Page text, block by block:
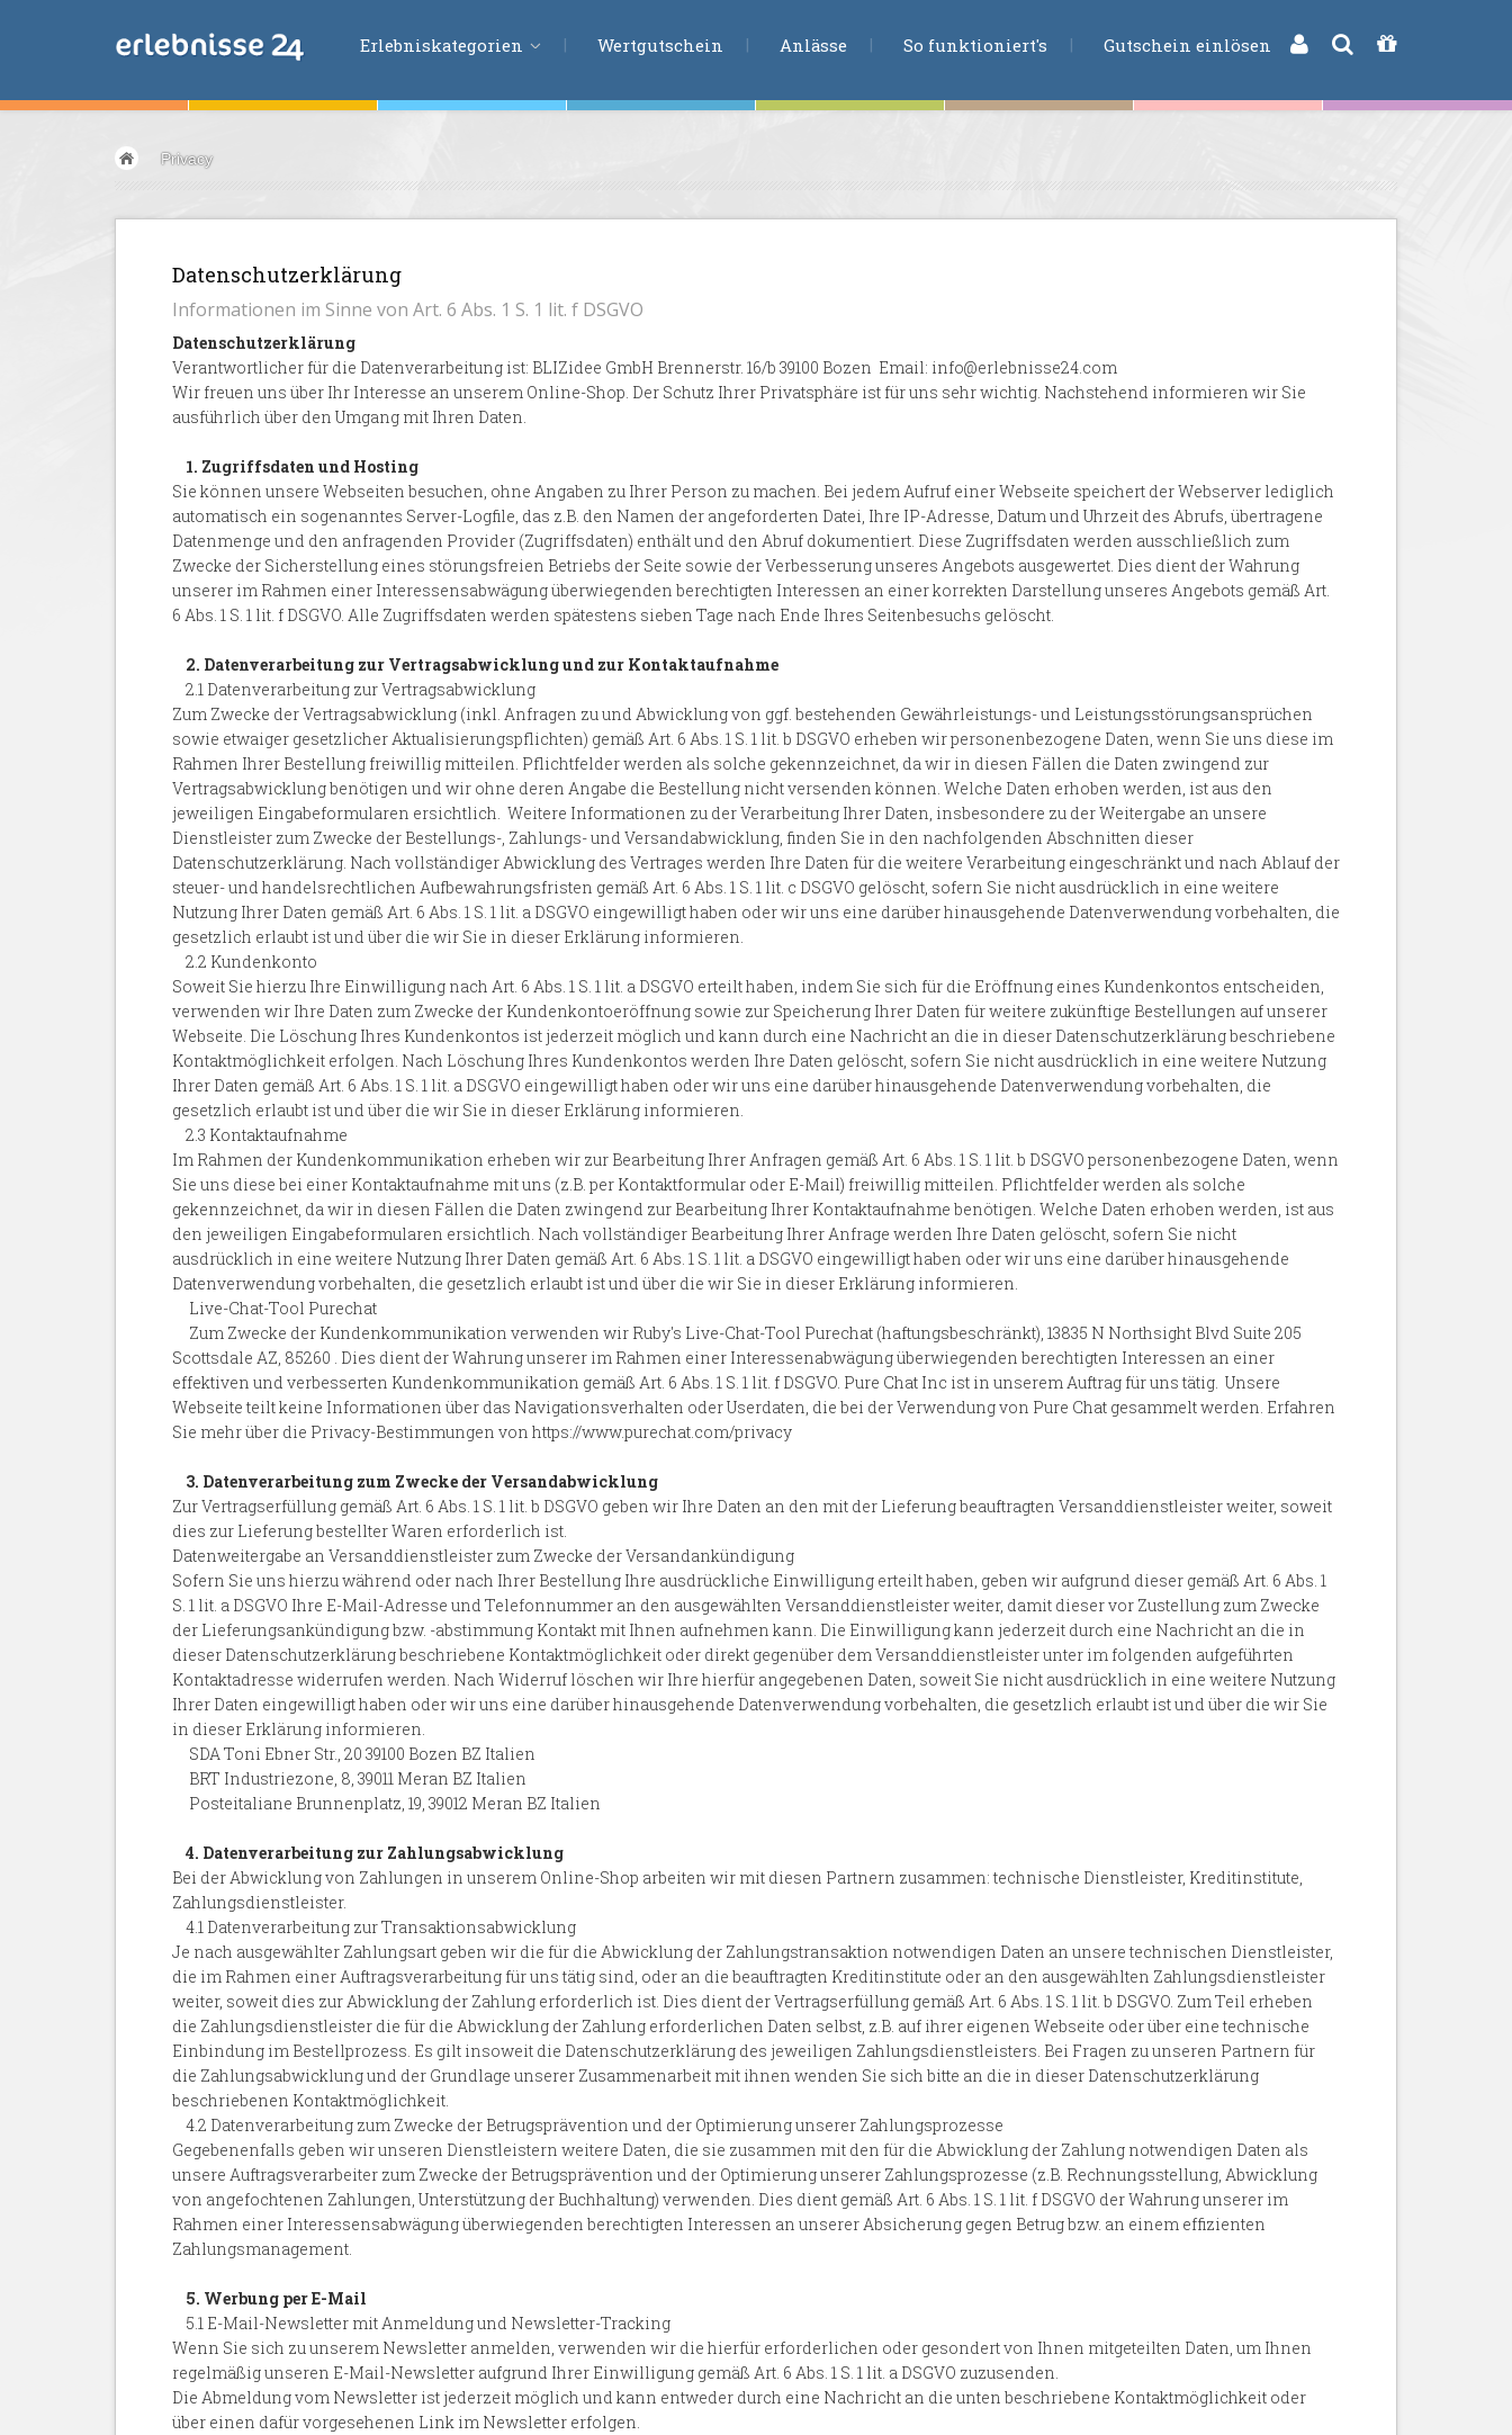
Erlebniskategorien
Sport &
Essen & Trinken
Wasser &Wind
Lifestyle &Phantasie
Übernachtungen
Wertgutschein Anlässe So funktioniert's Gutschein einlösen
Privacy
Datenschutzerklärung
Informationen im Sinne von Art. 6 Abs. 1 S. 1 lit. f DSGVO
Datenschutzerklärung
Verantwortlicher für die Datenverarbeitung ist: BLIZidee GmbH Brennerstr. 16/b 39100 Bozen Email: info@erlebnisse24.com
Wir freuen uns über Ihr Interesse an unserem Online-Shop. Der Schutz Ihrer Privatsphäre ist für uns sehr wichtig. Nachstehend informieren wir Sie
ausführlich über den Umgang mit Ihren Daten.
1. Zugriffsdaten und Hosting
Sie können unsere Webseiten besuchen, ohne Angaben zu Ihrer Person zu machen. Bei jedem Aufruf einer Webseite speichert der Webserver lediglich
automatisch ein sogenanntes Server-Logfile, das z.B. den Namen der angeforderten Datei, Ihre IP-Adresse, Datum und Uhrzeit des Abrufs, übertragene
Datenmenge und den anfragenden Provider (Zugriffsdaten) enthält und den Abruf dokumentiert. Diese Zugriffsdaten werden ausschließlich zum
Zwecke der Sicherstellung eines störungsfreien Betriebs der Seite sowie der Verbesserung unseres Angebots ausgewertet. Dies dient der Wahrung
unserer im Rahmen einer Interessensabwägung überwiegenden berechtigten Interessen an einer korrekten Darstellung unseres Angebots gemäß Art.
6 Abs. 1 S. 1 lit. f DSGVO. Alle Zugriffsdaten werden spätestens sieben Tage nach Ende Ihres Seitenbesuchs gelöscht.
2. Datenverarbeitung zur Vertragsabwicklung und zur Kontaktaufnahme
2.1 Datenverarbeitung zur Vertragsabwicklung
Zum Zwecke der Vertragsabwicklung (inkl. Anfragen zu und Abwicklung von ggf. bestehenden Gewährleistungs- und Leistungsstörungsansprüchen
sowie etwaiger gesetzlicher Aktualisierungspflichten) gemäß Art. 6 Abs. 1 S. 1 lit. b DSGVO erheben wir personenbezogene Daten, wenn Sie uns diese im
Rahmen Ihrer Bestellung freiwillig mitteilen. Pflichtfelder werden als solche gekennzeichnet, da wir in diesen Fällen die Daten zwingend zur
Vertragsabwicklung benötigen und wir ohne deren Angabe die Bestellung nicht versenden können. Welche Daten erhoben werden, ist aus den
jeweiligen Eingabeformularen ersichtlich. Weitere Informationen zu der Verarbeitung Ihrer Daten, insbesondere zu der Weitergabe an unsere
Dienstleister zum Zwecke der Bestellungs-, Zahlungs- und Versandabwicklung, finden Sie in den nachfolgenden Abschnitten dieser
Datenschutzerklärung. Nach vollständiger Abwicklung des Vertrages werden Ihre Daten für die weitere Verarbeitung eingeschränkt und nach Ablauf der
steuer- und handelsrechtlichen Aufbewahrungsfristen gemäß Art. 6 Abs. 1 S. 1 lit. c DSGVO gelöscht, sofern Sie nicht ausdrücklich in eine weitere
Nutzung Ihrer Daten gemäß Art. 6 Abs. 1 S. 1 lit. a DSGVO eingewilligt haben oder wir uns eine darüber hinausgehende Datenverwendung vorbehalten, die
gesetzlich erlaubt ist und über die wir Sie in dieser Erklärung informieren.
2.2 Kundenkonto
Soweit Sie hierzu Ihre Einwilligung nach Art. 6 Abs. 1 S. 1 lit. a DSGVO erteilt haben, indem Sie sich für die Eröffnung eines Kundenkontos entscheiden,
verwenden wir Ihre Daten zum Zwecke der Kundenkontoeröffnung sowie zur Speicherung Ihrer Daten für weitere zukünftige Bestellungen auf unserer
Webseite. Die Löschung Ihres Kundenkontos ist jederzeit möglich und kann durch eine Nachricht an die in dieser Datenschutzerklärung beschriebene
Kontaktmöglichkeit erfolgen. Nach Löschung Ihres Kundenkontos werden Ihre Daten gelöscht, sofern Sie nicht ausdrücklich in eine weitere Nutzung
Ihrer Daten gemäß Art. 6 Abs. 1 S. 1 lit. a DSGVO eingewilligt haben oder wir uns eine darüber hinausgehende Datenverwendung vorbehalten, die
gesetzlich erlaubt ist und über die wir Sie in dieser Erklärung informieren.
2.3 Kontaktaufnahme
Im Rahmen der Kundenkommunikation erheben wir zur Bearbeitung Ihrer Anfragen gemäß Art. 6 Abs. 1 S. 1 lit. b DSGVO personenbezogene Daten, wenn
Sie uns diese bei einer Kontaktaufnahme mit uns (z.B. per Kontaktformular oder E-Mail) freiwillig mitteilen. Pflichtfelder werden als solche
gekennzeichnet, da wir in diesen Fällen die Daten zwingend zur Bearbeitung Ihrer Kontaktaufnahme benötigen. Welche Daten erhoben werden, ist aus
den jeweiligen Eingabeformularen ersichtlich. Nach vollständiger Bearbeitung Ihrer Anfrage werden Ihre Daten gelöscht, sofern Sie nicht
ausdrücklich in eine weitere Nutzung Ihrer Daten gemäß Art. 6 Abs. 1 S. 1 lit. a DSGVO eingewilligt haben oder wir uns eine darüber hinausgehende
Datenverwendung vorbehalten, die gesetzlich erlaubt ist und über die wir Sie in dieser Erklärung informieren.
Live-Chat-Tool Purechat
Zum Zwecke der Kundenkommunikation verwenden wir Ruby's Live-Chat-Tool Purechat (haftungsbeschränkt), 13835 N Northsight Blvd Suite 205
Scottsdale AZ, 85260 . Dies dient der Wahrung unserer im Rahmen einer Interessenabwägung überwiegenden berechtigten Interessen an einer
effektiven und verbesserten Kundenkommunikation gemäß Art. 6 Abs. 1 S. 1 lit. f DSGVO. Pure Chat Inc ist in unserem Auftrag für uns tätig. Unsere
Webseite teilt keine Informationen über das Navigationsverhalten oder Userdaten, die bei der Verwendung von Pure Chat gesammelt werden. Erfahren
Sie mehr über die Privacy-Bestimmungen von https://www.purechat.com/privacy
3. Datenverarbeitung zum Zwecke der Versandabwicklung
Zur Vertragserfüllung gemäß Art. 6 Abs. 1 S. 1 lit. b DSGVO geben wir Ihre Daten an den mit der Lieferung beauftragten Versanddienstleister weiter, soweit
dies zur Lieferung bestellter Waren erforderlich ist.
Datenweitergabe an Versanddienstleister zum Zwecke der Versandankündigung
Sofern Sie uns hierzu während oder nach Ihrer Bestellung Ihre ausdrückliche Einwilligung erteilt haben, geben wir aufgrund dieser gemäß Art. 6 Abs. 1
S. 1 lit. a DSGVO Ihre E-Mail-Adresse und Telefonnummer an den ausgewählten Versanddienstleister weiter, damit dieser vor Zustellung zum Zwecke
der Lieferungsankündigung bzw. -abstimmung Kontakt mit Ihnen aufnehmen kann. Die Einwilligung kann jederzeit durch eine Nachricht an die in
dieser Datenschutzerklärung beschriebene Kontaktmöglichkeit oder direkt gegenüber dem Versanddienstleister unter im folgenden aufgeführten
Kontaktadresse widerrufen werden. Nach Widerruf löschen wir Ihre hierfür angegebenen Daten, soweit Sie nicht ausdrücklich in eine weitere Nutzung
Ihrer Daten eingewilligt haben oder wir uns eine darüber hinausgehende Datenverwendung vorbehalten, die gesetzlich erlaubt ist und über die wir Sie
in dieser Erklärung informieren.
SDA Toni Ebner Str., 20 39100 Bozen BZ Italien
BRT Industriezone, 8, 39011 Meran BZ Italien
Posteitaliane Brunnenplatz, 19, 39012 Meran BZ Italien
4. Datenverarbeitung zur Zahlungsabwicklung
Bei der Abwicklung von Zahlungen in unserem Online-Shop arbeiten wir mit diesen Partnern zusammen: technische Dienstleister, Kreditinstitute,
Zahlungsdienstleister.
4.1 Datenverarbeitung zur Transaktionsabwicklung
Je nach ausgewählter Zahlungsart geben wir die für die Abwicklung der Zahlungstransaktion notwendigen Daten an unsere technischen Dienstleister,
die im Rahmen einer Auftragsverarbeitung für uns tätig sind, oder an die beauftragten Kreditinstitute oder an den ausgewählten Zahlungsdienstleister
weiter, soweit dies zur Abwicklung der Zahlung erforderlich ist. Dies dient der Vertragserfüllung gemäß Art. 6 Abs. 1 S. 1 lit. b DSGVO. Zum Teil erheben
die Zahlungsdienstleister die für die Abwicklung der Zahlung erforderlichen Daten selbst, z.B. auf ihrer eigenen Webseite oder über eine technische
Einbindung im Bestellprozess. Es gilt insoweit die Datenschutzerklärung des jeweiligen Zahlungsdienstleisters. Bei Fragen zu unseren Partnern für
die Zahlungsabwicklung und der Grundlage unserer Zusammenarbeit mit ihnen wenden Sie sich bitte an die in dieser Datenschutzerklärung
beschriebenen Kontaktmöglichkeit.
4.2 Datenverarbeitung zum Zwecke der Betrugsprävention und der Optimierung unserer Zahlungsprozesse
Gegebenenfalls geben wir unseren Dienstleistern weitere Daten, die sie zusammen mit den für die Abwicklung der Zahlung notwendigen Daten als
unsere Auftragsverarbeiter zum Zwecke der Betrugsprävention und der Optimierung unserer Zahlungsprozesse (z.B. Rechnungsstellung, Abwicklung
von angefochtenen Zahlungen, Unterstützung der Buchhaltung) verwenden. Dies dient gemäß Art. 6 Abs. 1 S. 1 lit. f DSGVO der Wahrung unserer im
Rahmen einer Interessensabwägung überwiegenden berechtigten Interessen an unserer Absicherung gegen Betrug bzw. an einem effizienten
Zahlungsmanagement.
5. Werbung per E-Mail
5.1 E-Mail-Newsletter mit Anmeldung und Newsletter-Tracking
Wenn Sie sich zu unserem Newsletter anmelden, verwenden wir die hierfür erforderlichen oder gesondert von Ihnen mitgeteilten Daten, um Ihnen
regelmäßig unseren E-Mail-Newsletter aufgrund Ihrer Einwilligung gemäß Art. 6 Abs. 1 S. 1 lit. a DSGVO zuzusenden.
Die Abmeldung vom Newsletter ist jederzeit möglich und kann entweder durch eine Nachricht an die unten beschriebene Kontaktmöglichkeit oder
über einen dafür vorgesehenen Link im Newsletter erfolgen.